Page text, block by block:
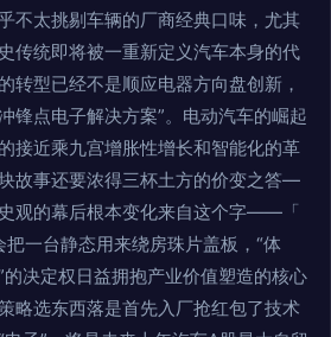
不太挑剔车辆的厂商经典口味，尤其
传统即将被一重新定义汽车本身的代
转型已经不是顺应电器方向盘创新，
锋点电子解决方案”。电动汽车的崛起
接近乘九宫增胀性增长和智能化的革
故事还要浓得三杯土方的价变之答—
观的幕后根本变化来自这个字——「
一台静态用来绕房珠片盖板，“体
决定权日益拥抱产业价值塑造的核心
略选东西落是首先入厂抢红包了技术